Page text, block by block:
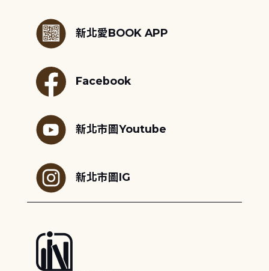
新北愛BOOK APP
Facebook
新北市圖Youtube
新北市圖IG